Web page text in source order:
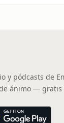
y pódcasts de
ánimo —